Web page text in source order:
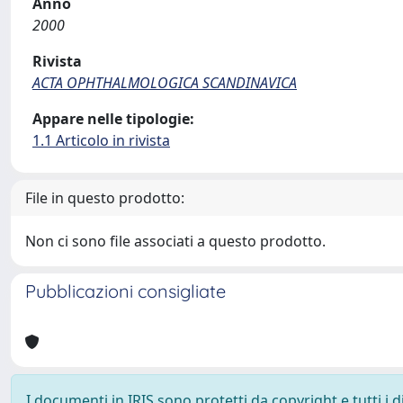
2000
Rivista
ACTA OPHTHALMOLOGICA SCANDINAVICA
Appare nelle tipologie:
1.1 Articolo in rivista
File in questo prodotto:
Non ci sono file associati a questo prodotto.
Pubblicazioni consigliate